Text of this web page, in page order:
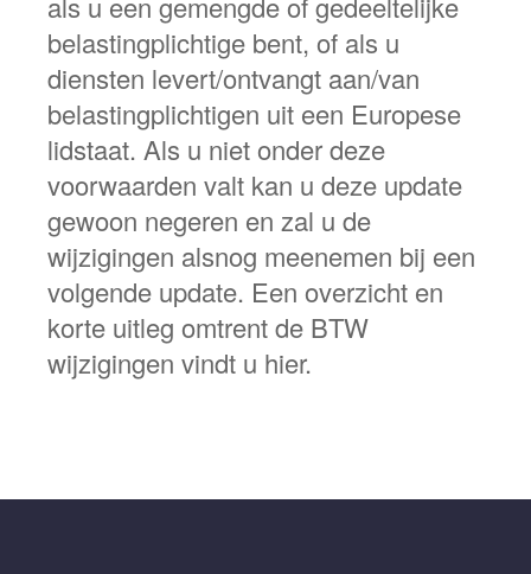
belastingplichtige bent, of als u
diensten levert/ontvangt aan/van
belastingplichtigen uit een Europese
lidstaat. Als u niet onder deze
voorwaarden valt kan u deze update
gewoon negeren en zal u de
wijzigingen alsnog meenemen bij een
volgende update. Een overzicht en
korte uitleg omtrent de BTW
wijzigingen vindt u hier.